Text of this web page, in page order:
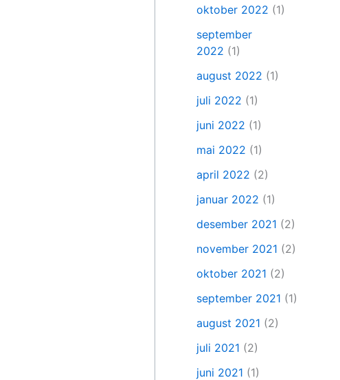
oktober 2022 (1)
september
2022 (1)
august 2022 (1)
juli 2022 (1)
juni 2022 (1)
mai 2022 (1)
april 2022 (2)
januar 2022 (1)
desember 2021 (2)
november 2021 (2)
oktober 2021 (2)
september 2021 (1)
august 2021 (2)
juli 2021 (2)
juni 2021 (1)